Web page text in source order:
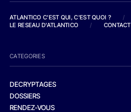
ATLANTICO C'EST QUI, C'EST QUOI ?
/
LE RESEAU D'ATLANTICO
/ CONTACT
CATEGORIES
DECRYPTAGES
DOSSIERS
RENDEZ-VOUS